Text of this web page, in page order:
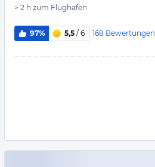
> 2 h zum Flughafen
97% 5,5 / 6 168 Bewertungen